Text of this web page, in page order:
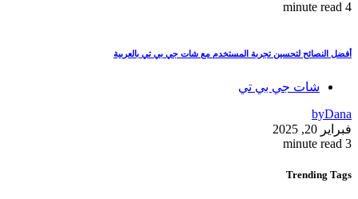
4 minute read
أفضل النصائح لتحسين تجربة المستخدم مع شات جي بي تي بالعربية
شات جي بي تي
byDana
فبراير 20, 2025
3 minute read
Trending Tags